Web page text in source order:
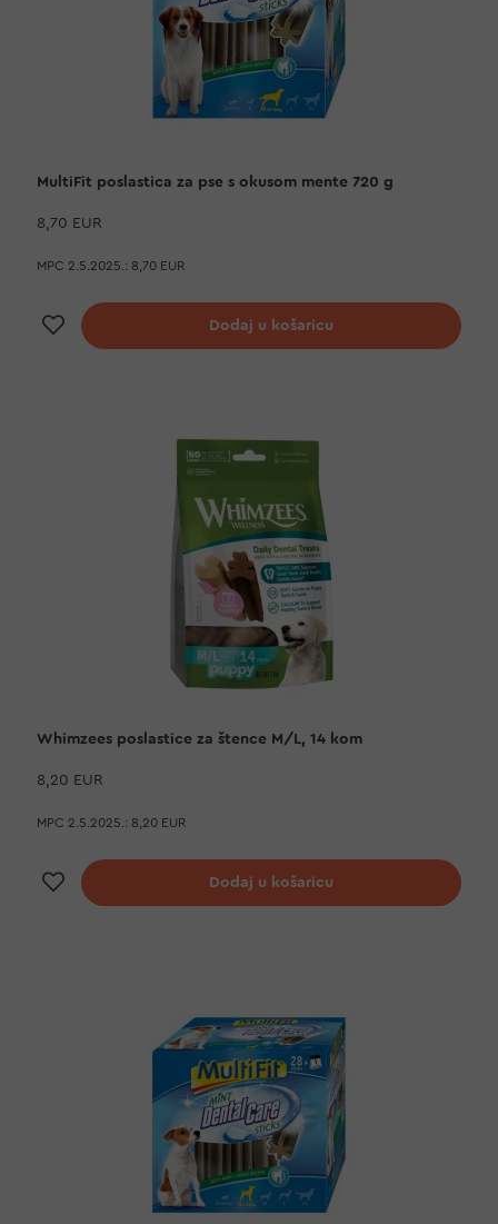
MultiFit poslastica za pse s okusom mente 720 g
8,70 EUR
MPC 2.5.2025.: 8,70 EUR
Dodaj na listu želja
Dodaj u košaricu
Whimzees poslastice za štence M/L, 14 kom
8,20 EUR
MPC 2.5.2025.: 8,20 EUR
Dodaj na listu želja
Dodaj u košaricu